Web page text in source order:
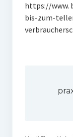
https://www.
bis-zum-